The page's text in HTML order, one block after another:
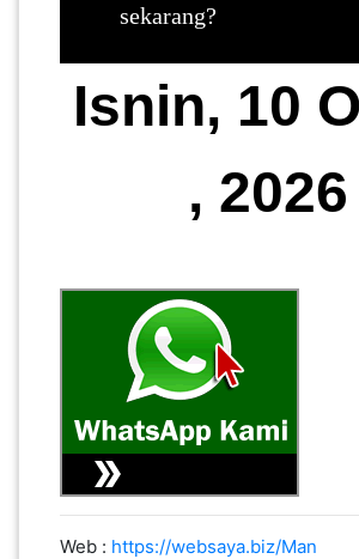
sekarang?
Isnin, 10
, 2026
Web : https://websaya.biz/Man